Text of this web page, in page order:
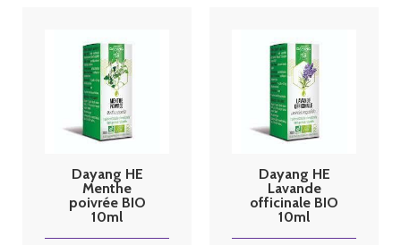
Dayang HE
Menthe
poivrée BIO
10ml
Dayang HE
Lavande
officinale BIO
10ml